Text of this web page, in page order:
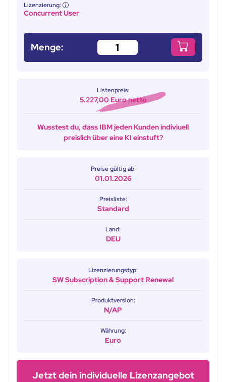
Lizenzierung:
Concurrent User
Menge:
Listenpreis:
5.227,00 Euro netto
Wusstest du, dass IBM jeden Kunden indiviuell
preislich über eine KI einstuft?
Preise gültig ab:
01.01.2026
Preisliste:
Standard
Land:
DEU
Lizenzierungstyp:
SW Subscription & Support Renewal
Produktversion:
N/AP
Währung:
Euro
Jetzt dein individuelle Lizenzangebot